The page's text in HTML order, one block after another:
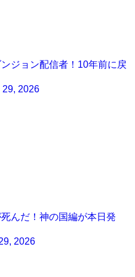
ジョン配信者！10年前に戻
29, 2026
んだ！神の国編が本日発
2026